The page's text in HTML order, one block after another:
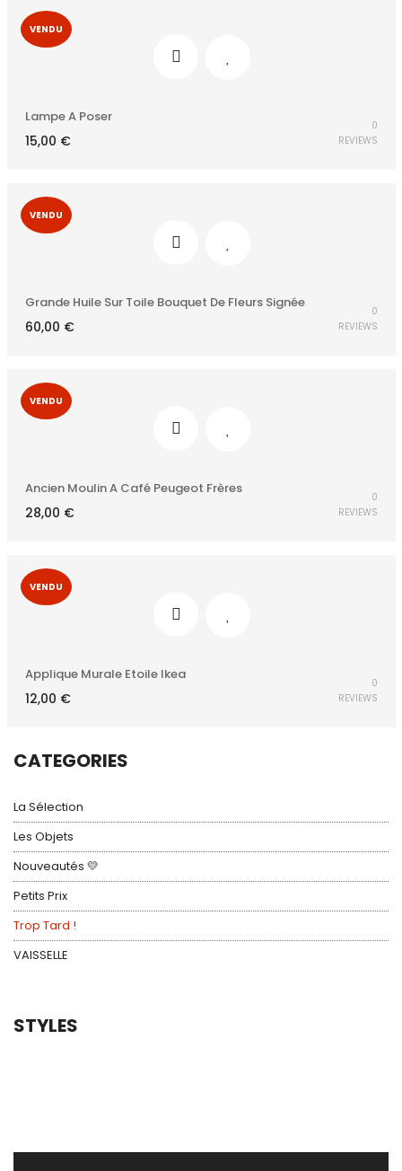
CATEGORIES
La Sélection
Les Objets
Nouveautés 💛
Petits Prix
Trop Tard !
VAISSELLE
STYLES
VENDU
Lampe A Poser
15,00 €
0
REVIEWS
VENDU
Grande Huile Sur Toile Bouquet De Fleurs Signée
60,00 €
0
REVIEWS
VENDU
Ancien Moulin A Café Peugeot Frères
28,00 €
0
REVIEWS
VENDU
Applique Murale Etoile Ikea
12,00 €
0
REVIEWS